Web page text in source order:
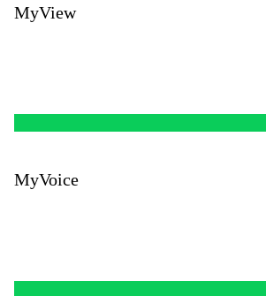
MyView
MyVoice